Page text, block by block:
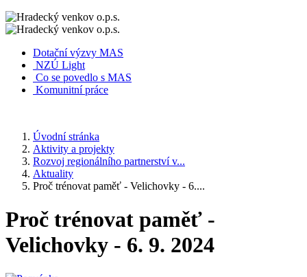
Dotační výzvy MAS
NZÚ Light
Co se povedlo s MAS
Komunitní práce
Úvodní stránka
Aktivity a projekty
Rozvoj regionálního partnerství v...
Aktuality
Proč trénovat paměť - Velichovky - 6....
Proč trénovat paměť -
Velichovky - 6. 9. 2024